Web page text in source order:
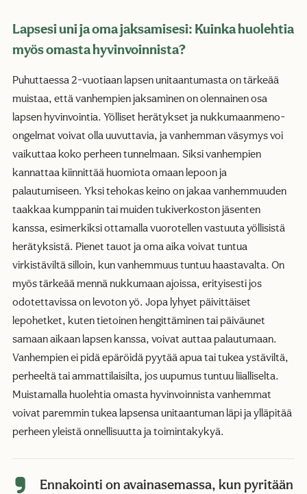
Lapsesi uni ja oma jaksamisesi: Kuinka huolehtia
myös omasta hyvinvoinnista?
Puhuttaessa 2-vuotiaan lapsen unitaantumasta on tärkeää
muistaa, että vanhempien jaksaminen on olennainen osa
lapsen hyvinvointia. Yölliset herätykset ja nukkumaanmeno-
ongelmat voivat olla uuvuttavia, ja vanhemman väsymys voi
vaikuttaa koko perheen tunnelmaan. Siksi vanhempien
kannattaa kiinnittää huomiota omaan lepoon ja
palautumiseen. Yksi tehokas keino on jakaa vanhemmuuden
taakkaa kumppanin tai muiden tukiverkoston jäsenten
kanssa, esimerkiksi ottamalla vuorotellen vastuuta yöllisistä
herätyksistä. Pienet tauot ja oma aika voivat tuntua
virkistäviltä silloin, kun vanhemmuus tuntuu haastavalta. On
myös tärkeää mennä nukkumaan ajoissa, erityisesti jos
odotettavissa on levoton yö. Jopa lyhyet päivittäiset
lepohetket, kuten tietoinen hengittäminen tai päiväunet
samaan aikaan lapsen kanssa, voivat auttaa palautumaan.
Vanhempien ei pidä epäröidä pyytää apua tai tukea ystäviltä,
perheeltä tai ammattilaisilta, jos uupumus tuntuu liialliselta.
Muistamalla huolehtia omasta hyvinvoinnista vanhemmat
voivat paremmin tukea lapsensa unitaantuman läpi ja ylläpitää
perheen yleistä onnellisuutta ja toimintakykyä.
Ennakointi on avainasemassa, kun pyritään